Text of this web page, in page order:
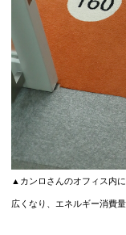
▲カンロさんのオフィス内
広くなり、エネルギー消費